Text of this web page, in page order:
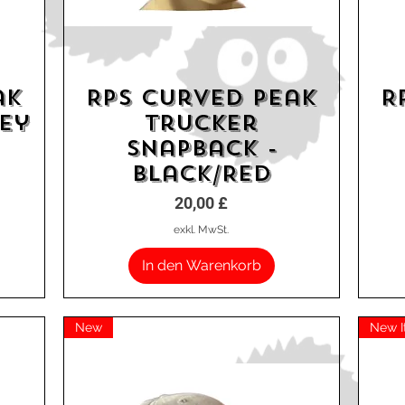
Schnellansicht
RPS Curved Peak
Trucker
Snapback -
Black/Red
Preis
20,00 £
exkl. MwSt.
In den Warenkorb
New New